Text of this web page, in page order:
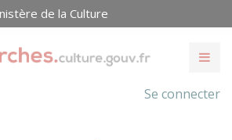
de la Culture
Se connecter